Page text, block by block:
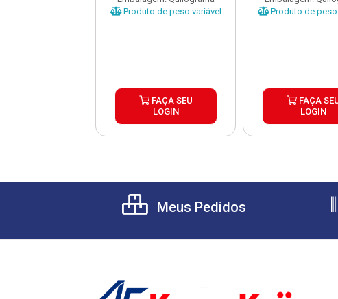
Produto de peso variável
FAÇA SEU
LOGIN
Produto de peso
FAÇA
LOGIN
Meus Pedidos